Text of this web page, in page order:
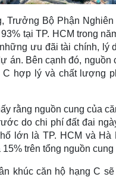
Trưởng Bộ Phận
tại TP. HCM trong
ưu đãi tài chính,
án. Bên cạnh đó,
hợp lý và chất lượng
rằng nguồn cung của
do chi phí đất đai
lớn là TP. HCM và
trên tổng nguồn
khúc căn hộ hạng C